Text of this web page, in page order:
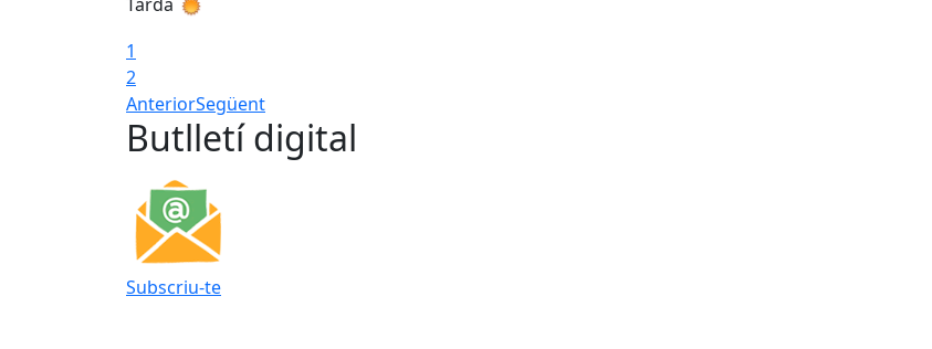
Tarda
1
2
AnteriorSegüent
Butlletí digital
Subscriu-te